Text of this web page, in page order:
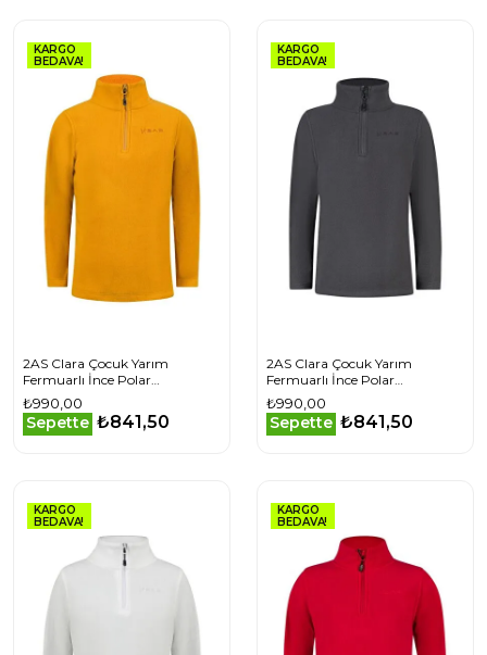
KARGO
BEDAVA!
2AS Clara Çocuk Yarım
Fermuarlı İnce Polar
Sweatshirt
2ASCLAMFBFW24HRD
₺990,00
Sepette ₺841,50
KARGO
BEDAVA!
2AS Clara Çocuk Yarım
Fermuarlı İnce Polar
Sweatshirt Antrasit
₺990,00
Sepette ₺841,50
KARGO
BEDAVA!
KARGO
BEDAVA!